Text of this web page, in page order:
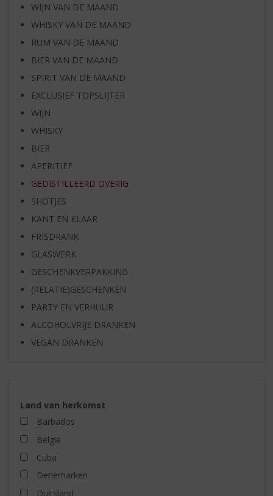
WIJN VAN DE MAAND
WHISKY VAN DE MAAND
RUM VAN DE MAAND
BIER VAN DE MAAND
SPIRIT VAN DE MAAND
EXCLUSIEF TOPSLIJTER
WIJN
WHISKY
BIER
APERITIEF
GEDISTILLEERD OVERIG
SHOTJES
KANT EN KLAAR
FRISDRANK
GLASWERK
GESCHENKVERPAKKING
(RELATIE)GESCHENKEN
PARTY EN VERHUUR
ALCOHOLVRIJE DRANKEN
VEGAN DRANKEN
Land van herkomst
Barbados
België
Cuba
Denemarken
Duitsland